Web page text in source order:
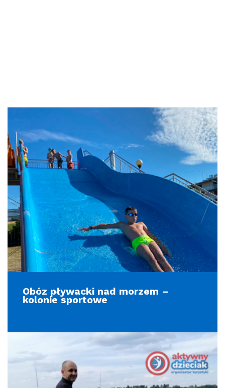
Obóz pływacki nad morzem –
kolonie sportowe